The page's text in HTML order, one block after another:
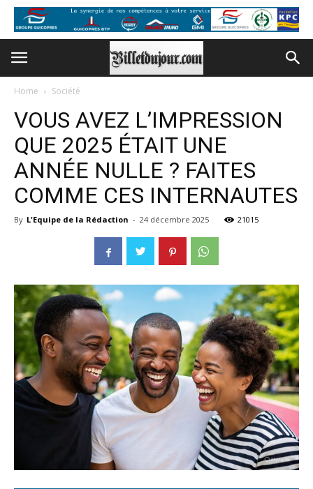
Home Société
VOUS AVEZ L’IMPRESSION
QUE 2025 ÉTAIT UNE
ANNÉE NULLE ? FAITES
COMME CES INTERNAUTES
By L'Equipe de la Rédaction - 24 décembre 2025 21015